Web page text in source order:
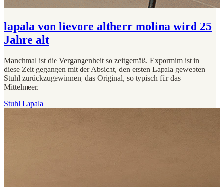
lapala von lievore altherr molina wird 25
Jahre alt
Manchmal ist die Vergangenheit so zeitgemäß. Expormim ist in
diese Zeit gegangen mit der Absicht, den ersten Lapala gewebten
Stuhl zurückzugewinnen, das Original, so typisch für das
Mittelmeer.
Stuhl Lapala